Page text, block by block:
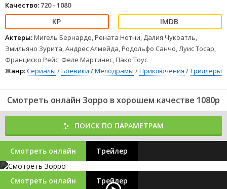
Качество: 720 - 1080
Актеры:Мигель Бернардо, Рената Нотни, Далия Чукоатль,
Эмильяно Зурита, Андрес Алмейда, Родольфо Санчо, Луис Тосар,
Франциско Рейс, Феле Мартинес, Пако Тоус
Жанр:Сериалы /Боевики /Мелодрамы /Приключения /Триллеры
Смотреть онлайн Зорро в хорошем качестве 1080p
ПОИСК ПО ПАРАМЕТРАМ
Смотреть онлайн Трейлер
Смотреть онлайн Трейлер